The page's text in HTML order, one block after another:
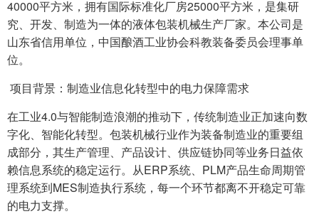
40000平方米，拥有国际标准化厂房25000平方米，是集研
究、开发、制造为一体的液体包装机械生产厂家。本公司是
山东省信用单位，中国酿酒工业协会科教装备委员会理事单
位。
项目背景：制造业信息化转型中的电力保障需求
在工业4.0与智能制造浪潮的推动下，传统制造业正加速向数
字化、智能化转型。包装机械行业作为装备制造业的重要组
成部分，其生产管理、产品设计、供应链协同等业务日益依
赖信息系统的稳定运行。从ERP系统、PLM产品生命周期管
理系统到MES制造执行系统，每一个环节都离不开稳定可靠
的电力支撑。